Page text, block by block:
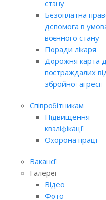
стану
Безоплатна
допомога в
воєнного стану
Поради лікаря
Дорожня карта
постраждалих
збройної агресії
Співробітникам
Підвищення
кваліфікації
Охорона праці
Вакансії
Галереї
Відео
Фото